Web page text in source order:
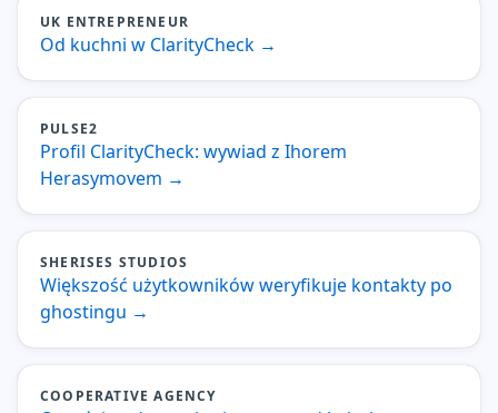
UK ENTREPRENEUR
Od kuchni w ClarityCheck →
PULSE2
Profil ClarityCheck: wywiad z Ihorem
Herasymovem →
SHERISES STUDIOS
Większość użytkowników weryfikuje kontakty po
ghostingu →
COOPERATIVE AGENCY